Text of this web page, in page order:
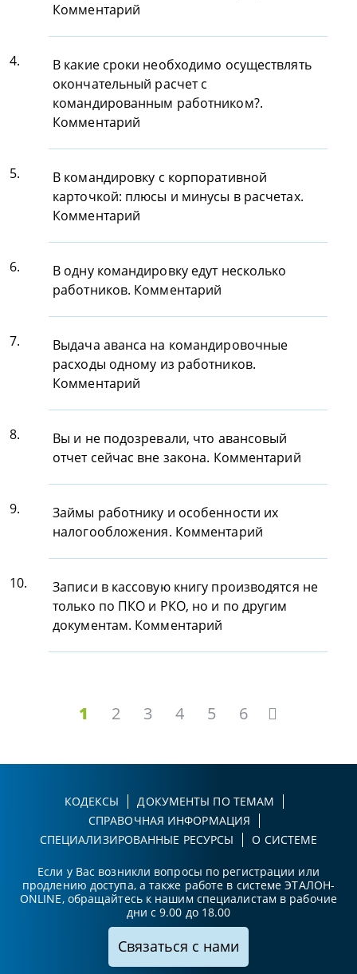
Комментарий
4.
В какие сроки необходимо осуществлять
окончательный расчет с
командированным работником?.
Комментарий
5.
В командировку с корпоративной
карточкой: плюсы и минусы в расчетах.
Комментарий
6.
В одну командировку едут несколько
работников. Комментарий
7.
Выдача аванса на командировочные
расходы одному из работников.
Комментарий
8.
Вы и не подозревали, что авансовый
отчет сейчас вне закона. Комментарий
9.
Займы работнику и особенности их
налогообложения. Комментарий
10.
Записи в кассовую книгу производятся не
только по ПКО и РКО, но и по другим
документам. Комментарий
1 2 3 4 5 6
КОДЕКСЫ
ДОКУМЕНТЫ ПО ТЕМАМ
СПРАВОЧНАЯ ИНФОРМАЦИЯ
СПЕЦИАЛИЗИРОВАННЫЕ РЕСУРСЫ
О СИСТЕМЕ
Если у Вас возникли вопросы по регистрации или
продлению доступа, а также работе в системе ЭТАЛОН-
ONLINE, обращайтесь к нашим специалистам в рабочие
дни с 9.00 до 18.00
Связаться с нами